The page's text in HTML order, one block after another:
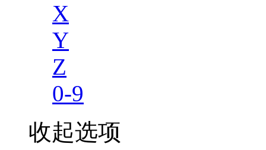
X
Y
Z
0-9
收起选项